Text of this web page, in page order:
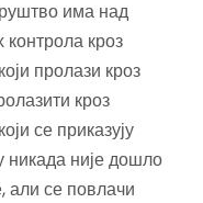
има над
кроз
пролази кроз
кроз
се приказују
никада није дошло
али се повлачи